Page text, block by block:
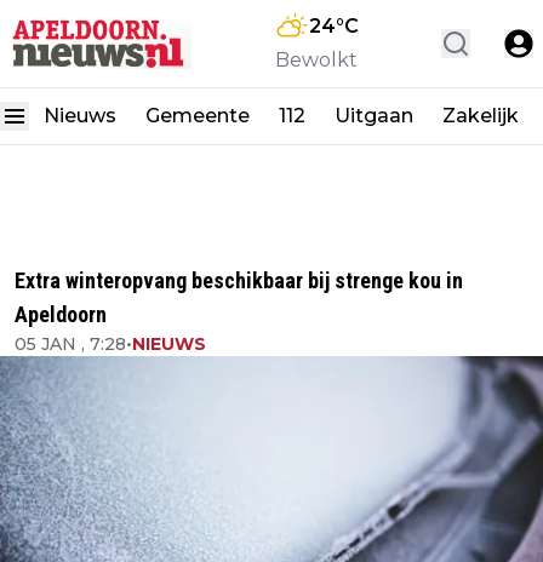
24°C
Bewolkt
Nieuws Gemeente 112 Uitgaan Zakelijk
Extra winteropvang beschikbaar bij strenge kou in
Apeldoorn
05 JAN , 7:28•NIEUWS